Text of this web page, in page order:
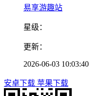
易享游趣站
星级：
更新：
2026-06-03 10:03:40
安卓下载 苹果下载